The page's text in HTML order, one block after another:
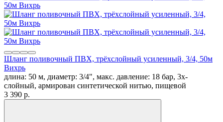
Шланг поливочный ПВХ, трёхслойный усиленный, 3/4, 50м
Вихрь
длина: 50 м, диаметр: 3/4", макс. давление: 18 бар, 3х-
слойный, армирован синтетической нитью, пищевой
3 390 p.